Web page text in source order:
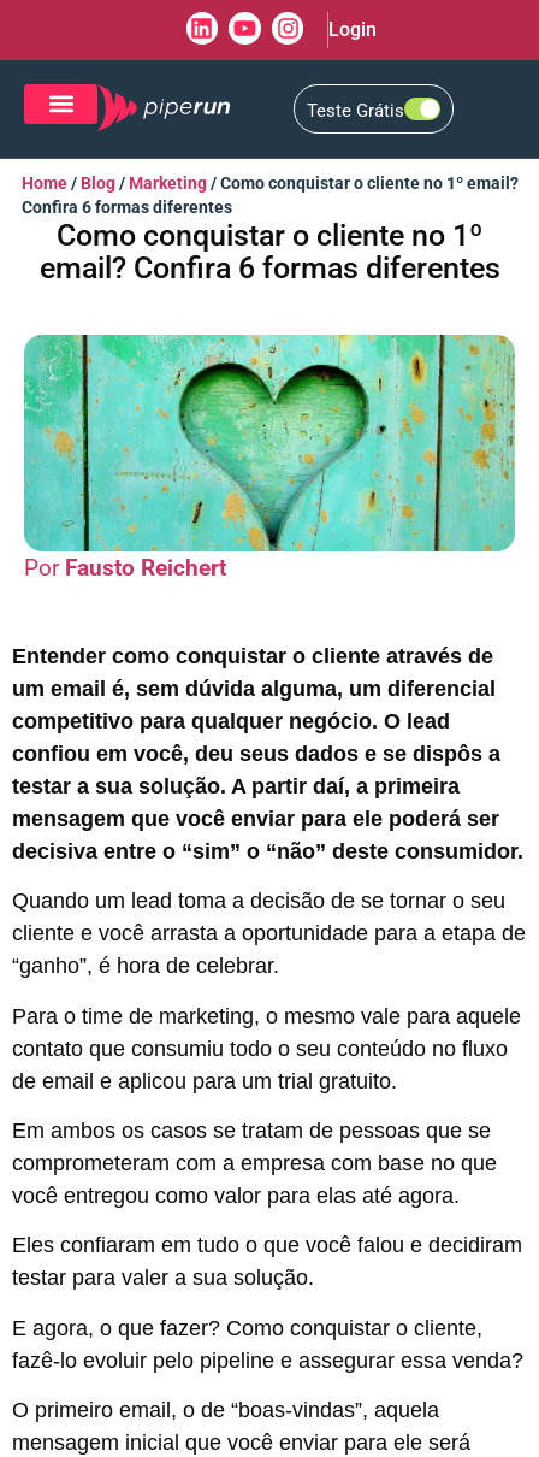
Login
Teste Grátis
Home/ Blog/ Marketing/Como conquistar o cliente no 1º email?
Confira 6 formas diferentes
Como conquistar o cliente no 1º
email? Confira 6 formas diferentes
Fausto Reichert
Entender como conquistar o cliente através de
um email é, sem dúvida alguma, um diferencial
competitivo para qualquer negócio. O lead
confiou em você, deu seus dados e se dispôs a
testar a sua solução. A partir daí, a primeira
mensagem que você enviar para ele poderá ser
decisiva entre o “sim” o “não” deste consumidor.
Quando um lead toma a decisão de se tornar o seu
cliente e você arrasta a oportunidade para a etapa de
“ganho”, é hora de celebrar.
Para o time de marketing, o mesmo vale para aquele
contato que consumiu todo o seu conteúdo no fluxo
de email e aplicou para um trial gratuito.
Em ambos os casos se tratam de pessoas que se
comprometeram com a empresa com base no que
você entregou como valor para elas até agora.
Eles confiaram em tudo o que você falou e decidiram
testar para valer a sua solução.
E agora, o que fazer? Como conquistar o cliente,
fazê-lo evoluir pelo pipeline e assegurar essa venda?
O primeiro email, o de “boas-vindas”, aquela
mensagem inicial que você enviar para ele será